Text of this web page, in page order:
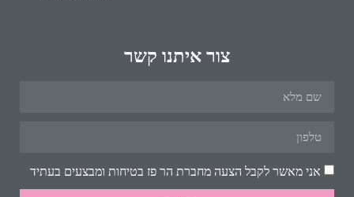
צור איתנו קשר
אני מאשר לקבל הצעה מחברת הר פז בטיחות ומבצעים בעתיד